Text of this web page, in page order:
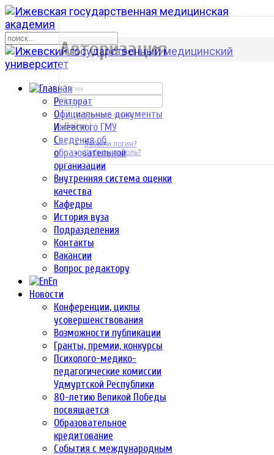
Ректорат
Официальные документы
Ижевского ГМУ
Сведения об
образовательной
организации
Внутренняя система оценки
качества
Кафедры
История вуза
Подразделения
Контакты
Вакансии
Вопрос редактору
En
Новости
Конференции, циклы
усовершенствования
Возможности публикации
Гранты, премии, конкурсы
Психолого-медико-
педагогические комиссии
Удмуртской Республики
80-летию Великой Победы
посвящается
Образовательное
кредитование
События с международным
р
Авторизация
Запомнить меня
Войти
Забыли логин?
Забыли пароль?